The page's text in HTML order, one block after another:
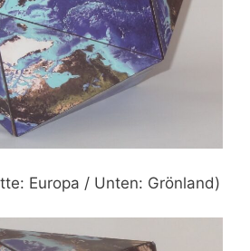
Europa / Unten: Grönland)